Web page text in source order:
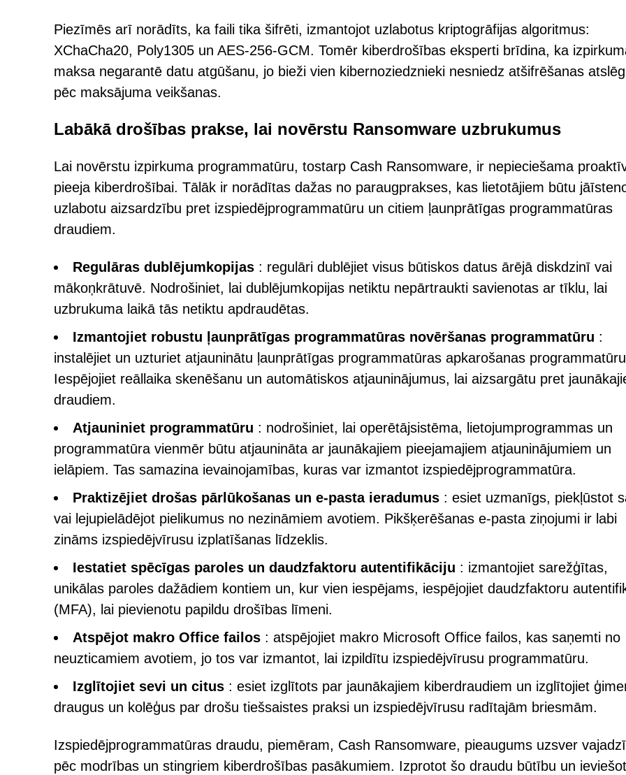
Piezīmēs arī norādīts, ka faili tika šifrēti, izmantojot uzlabotus kriptogrāfijas algoritmus:
XChaCha20, Poly1305 un AES-256-GCM. Tomēr kiberdrošības eksperti brīdina, ka
maksa negarantē datu atgūšanu, jo bieži vien kibernoziedznieki nesniedz atšifrēšanas
pēc maksājuma veikšanas.
Labākā drošības prakse, lai novērstu Ransomware uzbrukumus
Lai novērstu izpirkuma programmatūru, tostarp Cash Ransomware, ir nepieciešama
pieeja kiberdrošībai. Tālāk ir norādītas dažas no paraugprakses, kas lietotājiem būtu
uzlabotu aizsardzību pret izspiedējprogrammatūru un citiem ļaunprātīgas programmatūras
draudiem.
Regulāras dublējumkopijas : regulāri dublējiet visus būtiskos datus ārējā diskdzinī vai
mākoņkrātuvē. Nodrošiniet, lai dublējumkopijas netiktu nepārtraukti savienotas ar tīklu, lai
uzbrukuma laikā tās netiktu apdraudētas.
Izmantojiet robustu ļaunprātīgas programmatūras novēršanas programmatūru :
instalējiet un uzturiet atjauninātu ļaunprātīgas programmatūras apkarošanas
Iespējojiet reāllaika skenēšanu un automātiskos atjauninājumus, lai aizsargātu pret
draudiem.
Atjauniniet programmatūru : nodrošiniet, lai operētājsistēma, lietojumprogrammas un
programmatūra vienmēr būtu atjaunināta ar jaunākajiem pieejamajiem atjauninājumiem un
ielāpiem. Tas samazina ievainojamības, kuras var izmantot izspiedējprogrammatūra.
Praktizējiet drošas pārlūkošanas un e-pasta ieradumus : esiet uzmanīgs, piekļūstot
vai lejupielādējot pielikumus no nezināmiem avotiem. Pikšķerēšanas e-pasta ziņojumi ir labi
zināms izspiedējvīrusu izplatīšanas līdzeklis.
Iestatiet spēcīgas paroles un daudzfaktoru autentifikāciju : izmantojiet sarežģītas,
unikālas paroles dažādiem kontiem un, kur vien iespējams, iespējojiet daudzfaktoru
(MFA), lai pievienotu papildu drošības līmeni.
Atspējot makro Office failos : atspējojiet makro Microsoft Office failos, kas saņemti no
neuzticamiem avotiem, jo tos var izmantot, lai izpildītu izspiedējvīrusu programmatūru.
Izglītojiet sevi un citus : esiet izglītots par jaunākajiem kiberdraudiem un izglītojiet
draugus un kolēģus par drošu tiešsaistes praksi un izspiedējvīrusu radītajām briesmām.
Izspiedējprogrammatūras draudu, piemēram, Cash Ransomware, pieaugums uzsver
pēc modrības un stingriem kiberdrošības pasākumiem. Izprotot šo draudu būtību un ieviešot